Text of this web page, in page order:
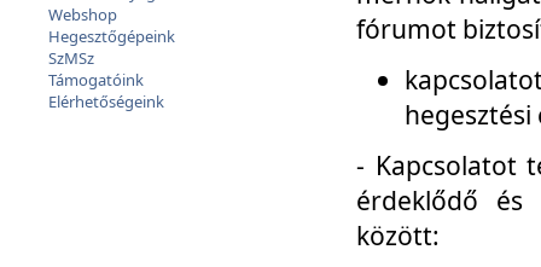
Webshop
Hegesztőgépeink
SzMSz
Támogatóink
Elérhetőségeink
fórumot
- Kapcsolatot
érdeklődő és
között: